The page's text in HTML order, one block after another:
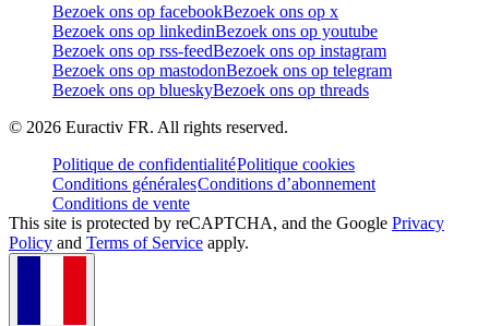
Bezoek ons op facebookBezoek ons op x
Bezoek ons op linkedinBezoek ons op youtube
Bezoek ons op rss-feedBezoek ons op instagram
Bezoek ons op mastodonBezoek ons op telegram
Bezoek ons op blueskyBezoek ons op threads
© 2026 Euractiv FR. All rights reserved.
Politique de confidentialitéPolitique cookies
Conditions généralesConditions d’abonnement
Conditions de vente
This site is protected by reCAPTCHA, and the Google Privacy
Policy and Terms of Service apply.